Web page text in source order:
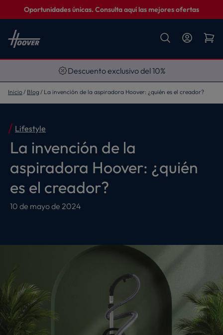
Oportunidades únicas. Consulta aquí las mejores ofertas
Descuento exclusivo del 10%
Inicio Blog La invención de la aspiradora Hoover: ¿quién es el creador?
Lifestyle
La invención de la
aspiradora Hoover: ¿quién
es el creador?
10 de mayo de 2024